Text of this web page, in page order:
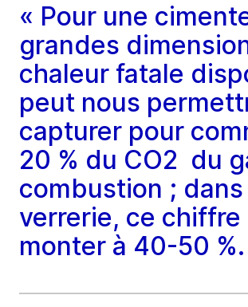
« Pour une
grandes
chaleur fatale
peut nous
capturer pour
20 % du CO2 du
combustion ; dans
verrerie, ce
monter à 40-50